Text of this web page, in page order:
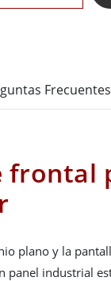
frontal
plano y la
panel industrial